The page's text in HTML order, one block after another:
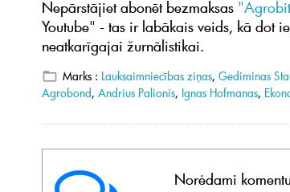
Nepārstājiet abonēt bezmaksas
Youtube" - tas ir labākais veids, kā dot
neatkarīgajai žurnālistikai.
Marks : Lauksaimniecības ziņas, Gediminas
Agrobond, Andrius Palionis, Ignas Hofmanas,
Norėdami